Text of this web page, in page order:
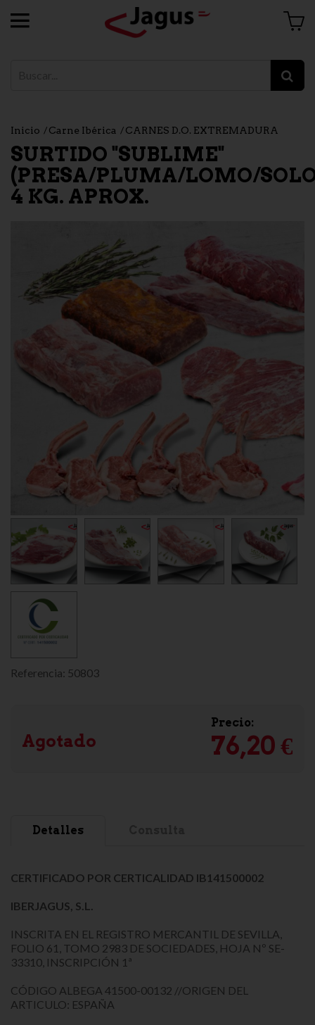
Inicio Carne Ibérica CARNES D.O. EXTREMADURA
SURTIDO "SUBLIME"
(PRESA/PLUMA/LOMO/
4 KG. APROX.
Referencia: 50803
Agotado
Precio:
76,20 €
Detalles
CERTIFICADO POR CERTICALIDAD IB141500002
IBERJAGUS, S.L.
INSCRITA EN EL REGISTRO MERCANTIL DE SEVILLA,
FOLIO 61, TOMO 2983 DE SOCIEDADES, HOJA Nº SE-
33310, INSCRIPCIÓN 1ª
CÓDIGO ALBEGA 41500-00132 //ORIGEN DEL
ARTICULO: ESPAÑA